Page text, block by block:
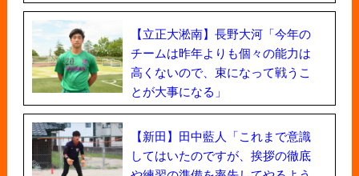
【立正大淞南】長野大河「今年の
チームは昨年よりも個々の能力は
高くないので、束になって戦うこ
とが大事になる」
【新田】田中藍人「これまで意識
してはいたのですが、挨拶の徹底